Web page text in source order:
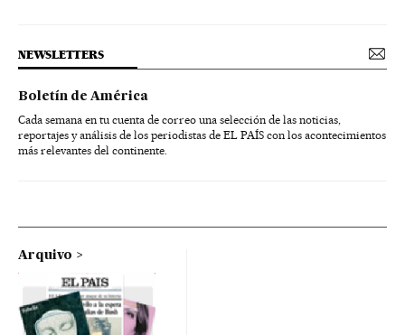
NEWSLETTERS
Boletín de América
Cada semana en tu cuenta de correo una selección de las noticias,
reportajes y análisis de los periodistas de EL PAÍS con los acontecimientos
más relevantes del continente.
Arquivo